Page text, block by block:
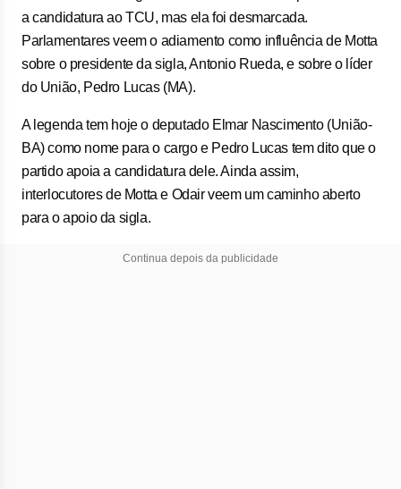
a candidatura ao TCU, mas ela foi desmarcada.
Parlamentares veem o adiamento como influência de Motta
sobre o presidente da sigla, Antonio Rueda, e sobre o líder
do União, Pedro Lucas (MA).
A legenda tem hoje o deputado Elmar Nascimento (União-
BA) como nome para o cargo e Pedro Lucas tem dito que o
partido apoia a candidatura dele. Ainda assim,
interlocutores de Motta e Odair veem um caminho aberto
para o apoio da sigla.
Continua depois da publicidade